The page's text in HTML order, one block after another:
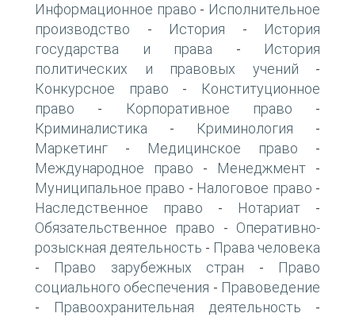
Информационное право - Исполнительное
производство - История -
История
государства и права -
История
политических и правовых учений -
Конкурсное право -
Конституционное
право - Корпоративное право -
Криминалистика - Криминология -
Маркетинг - Медицинское право -
Международное право - Менеджмент -
Муниципальное право - Налоговое право -
Наследственное право - Нотариат -
Обязательственное право - Оперативно-
розыскная деятельность - Права человека
- Право зарубежных стран -
Право
социального обеспечения - Правоведение
- Правоохранительная деятельность -